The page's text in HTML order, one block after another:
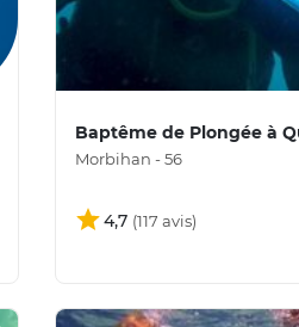
Baptême de Plongée à
Morbihan - 56
4,7